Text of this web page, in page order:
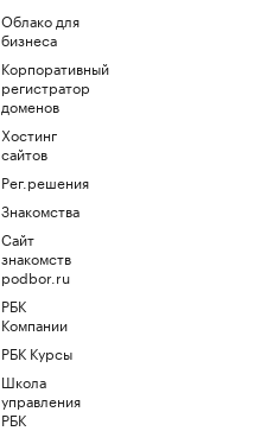
Облако для
бизнеса
Корпоративный
регистратор
доменов
Хостинг
сайтов
Рег.решения
Знакомства
Сайт
знакомств
podbor.ru
РБК
Компании
РБК Курсы
Школа
управления
РБК